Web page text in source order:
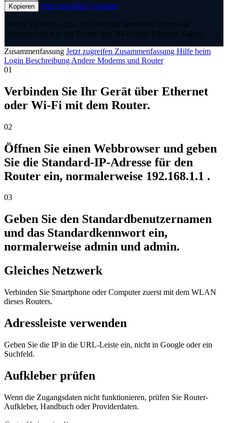
Kopieren
Jetzt zugreifen Compare
Stellen Sie sicher, dass Ihr Gerät mit demselben Netzwerk
verbunden ist wie der Router (per Wi-Fi oder Ethernet-Kabel).
Zusammenfassung Jetzt zugreifen Zusammenfassung Hilfe beim
Login Beschreibung Andere Modems und Router
01
Verbinden Sie Ihr Gerät über Ethernet
oder Wi-Fi mit dem Router.
02
Öffnen Sie einen Webbrowser und geben
Sie die Standard-IP-Adresse für den
Router ein, normalerweise 192.168.1.1 .
03
Geben Sie den Standardbenutzernamen
und das Standardkennwort ein,
normalerweise admin und admin.
Gleiches Netzwerk
Verbinden Sie Smartphone oder Computer zuerst mit dem WLAN
dieses Routers.
Adressleiste verwenden
Geben Sie die IP in die URL-Leiste ein, nicht in Google oder ein
Suchfeld.
Aufkleber prüfen
Wenn die Zugangsdaten nicht funktionieren, prüfen Sie Router-
Aufkleber, Handbuch oder Providerdaten.